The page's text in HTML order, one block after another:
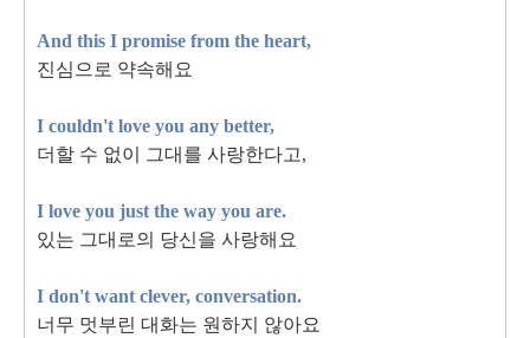
And this I promise from the heart,
진심으로 약속해요
I couldn't love you any better,
더할 수 없이 그대를 사랑한다고,
I love you just the way you are.
있는 그대로의 당신을 사랑해요
I don't want clever, conversation.
너무 멋부린 대화는 원하지 않아요